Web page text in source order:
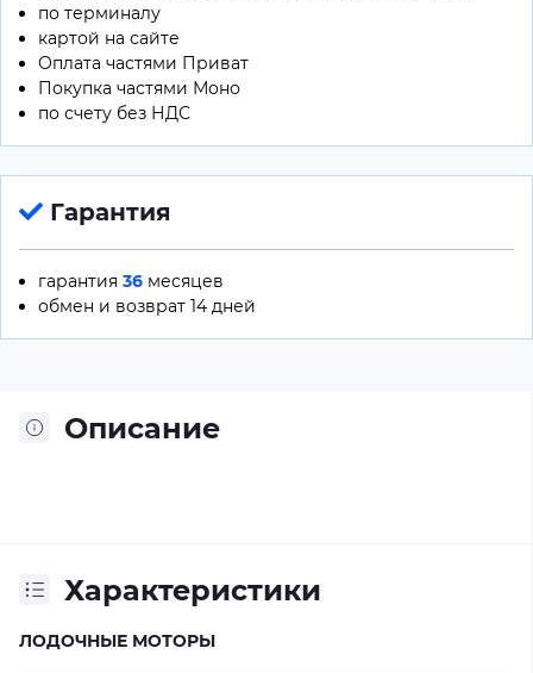
по терминалу
картой на сайте
Оплата частями Приват
Покупка частями Моно
по счету без НДС
Гарантия
гарантия 36 месяцев
обмен и возврат 14 дней
Описание
Характеристики
ЛОДОЧНЫЕ МОТОРЫ